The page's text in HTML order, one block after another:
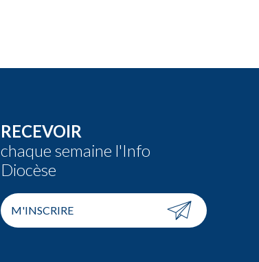
RECEVOIR
chaque semaine l'Info
Diocèse
M'INSCRIRE